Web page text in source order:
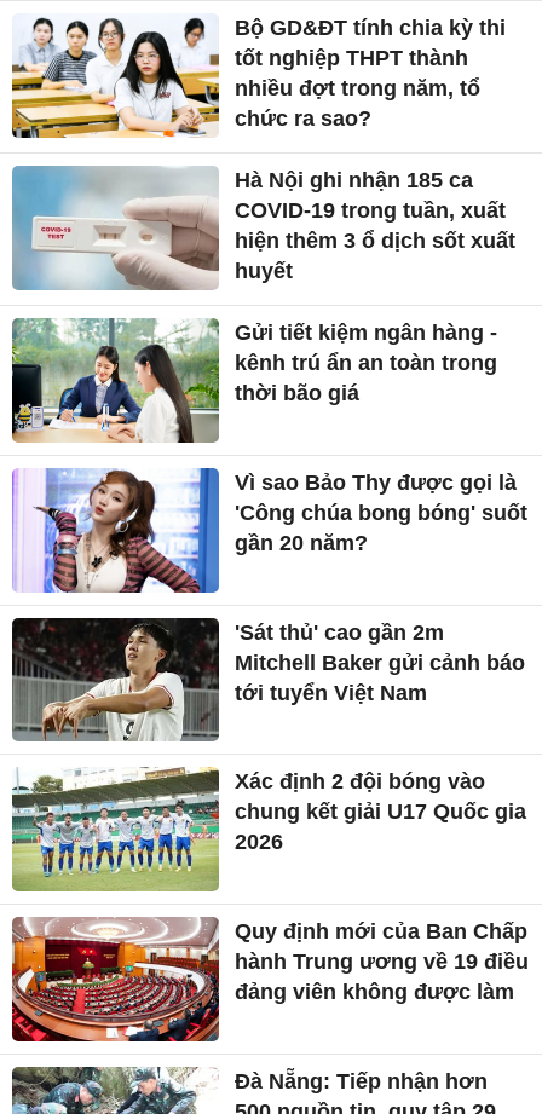
Bộ GD&ĐT tính chia kỳ thi
tốt nghiệp THPT thành
nhiều đợt trong năm, tổ
chức ra sao?
Hà Nội ghi nhận 185 ca
COVID-19 trong tuần, xuất
hiện thêm 3 ổ dịch sốt xuất
huyết
Gửi tiết kiệm ngân hàng -
kênh trú ẩn an toàn trong
thời bão giá
Vì sao Bảo Thy được gọi là
'Công chúa bong bóng' suốt
gần 20 năm?
'Sát thủ' cao gần 2m
Mitchell Baker gửi cảnh báo
tới tuyển Việt Nam
Xác định 2 đội bóng vào
chung kết giải U17 Quốc gia
2026
Quy định mới của Ban Chấp
hành Trung ương về 19 điều
đảng viên không được làm
Đà Nẵng: Tiếp nhận hơn